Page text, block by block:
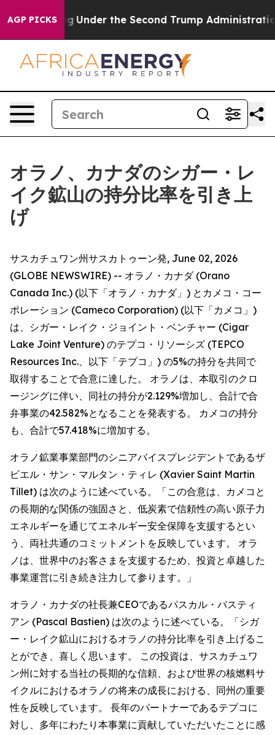
AGP PICKSUnder the Second Trump Administration,
オラノ、カナダのシガー・レ
イク鉱山の持分比率を引き上
げ
サスカチュワン州サスカトゥーン発, June 02, 2026
(GLOBE NEWSWIRE) -- オラノ・カナダ (Orano
Canada Inc.) (以下「オラノ・カナダ」) とカメコ・コー
ポレーション (Cameco Corporation) (以下「カメコ」)
は、シガー・レイク・ジョイント・ベンチャー (Cigar
Lake Joint Venture) のテプコ・リソーシズ (TEPCO
Resources Inc.、以下「テプコ」) の5%の持分を共同で
取得することで合意に達した。 オラノは、本取引のクロ
ージングに伴い、同社の持分が2.129%増加し、合計で合
弁事業の42.582%となることを発表する。 カメコの持分
も、合計で57.418%に増加する。
オラノ鉱業事業部門のシニアバイスプレジデントであるザ
ビエル・サン・マルタン・ティレ (Xavier Saint Martin
Tillet) は次のように述べている。「この合意は、カメコと
の長期的な関係の強固さと、低炭素で信頼性の高い原子力
エネルギーを通じてエネルギー安全保障を支援するとい
う、両社共通のコミットメントを反映しています。 オラ
ノは、世界中のお客さまを支援するため、投資と卓越した
事業運営に引き続き注力して参ります。」
オラノ・カナダの社長兼CEOであるパスカル・バスティ
アン (Pascal Bastien) は次のように述べている。「シガ
ー・レイク鉱山におけるオラノの持分比率を引き上げるこ
とができ、喜しく思います。 この投資は、サスカチュワ
ン州に対する当社の長期的な信頼、および世界の核燃料サ
イクルにおけるオラノの将来の成長における、同州の重要
性を反映しています。 長年のパートナーであるテプコに
対し、多年にわたり本事業に貢献していただいたことに感